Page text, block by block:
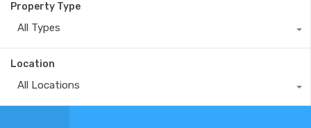
Property Type
All Types
Location
All Locations